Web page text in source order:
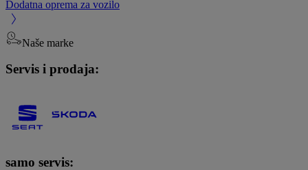
Dodatna oprema za vozilo
Naše marke
Servis i prodaja:
samo servis: